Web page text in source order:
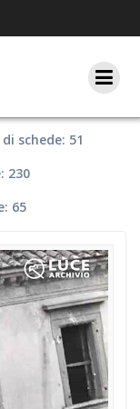
schede: 51
230
65